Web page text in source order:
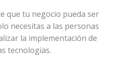
que tu negocio pueda ser
necesitas a las personas
la implementación de
tecnologias.